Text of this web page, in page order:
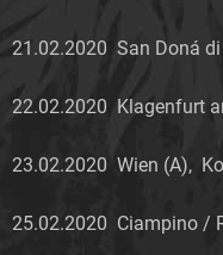
21.02.2020 San Doná
22.02.2020 Klagenfurt
23.02.2020 Wien (A),
25.02.2020 Ciampino /